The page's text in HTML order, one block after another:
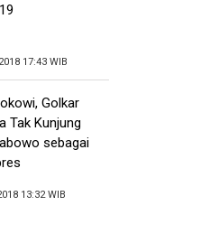
17:43 WIB
Golkar
Tak Kunjung
sebagai
13:32 WIB